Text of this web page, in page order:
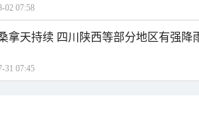
02 07:58
拿天持续 四川陕西等部分地区有强降
31 07:45